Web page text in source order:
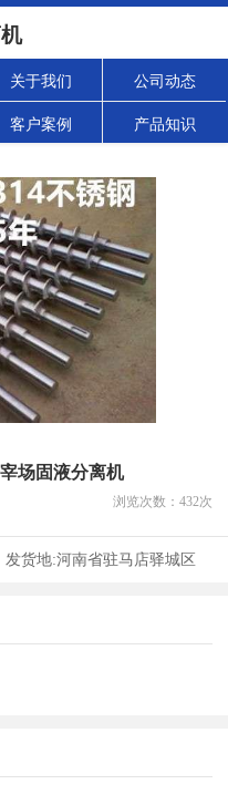
关于我们 公司动态
客户案例 产品知识
场固液分离机
浏览次数： 432次
发货地:河南省驻马店驿城区